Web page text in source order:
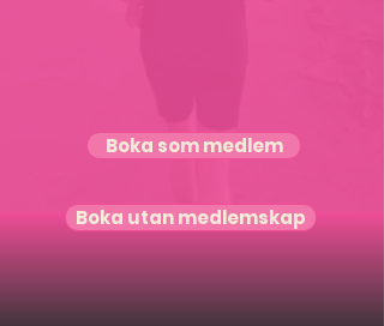
Boka som medlem
Boka utan medlemskap